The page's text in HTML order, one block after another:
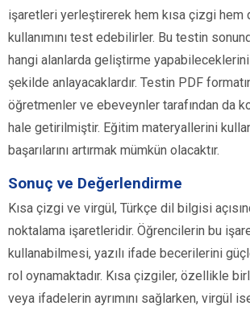
işaretleri yerleştirerek hem kısa çizgi hem
kullanımını test edebilirler. Bu testin
hangi alanlarda geliştirme
şekilde anlayacaklardır. Testin PDF
öğretmenler ve ebeveynler tarafından da
hale getirilmiştir. Eğitim materyallerini
başarılarını artırmak mümkün olacaktır.
Sonuç ve Değerlendirme
Kısa çizgi ve virgül, Türkçe dil bilgisi
noktalama işaretleridir. Öğrencilerin bu
kullanabilmesi, yazılı ifade becerilerini
rol oynamaktadır. Kısa çizgiler, özellikle
veya ifadelerin ayrımını sağlarken, virgül